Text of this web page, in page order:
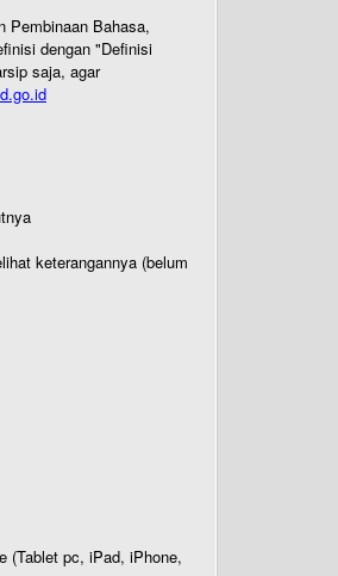
Pembinaan Bahasa,
dengan "Definisi
saja, agar
keterangannya (belum
(Tablet pc, iPad, iPhone,